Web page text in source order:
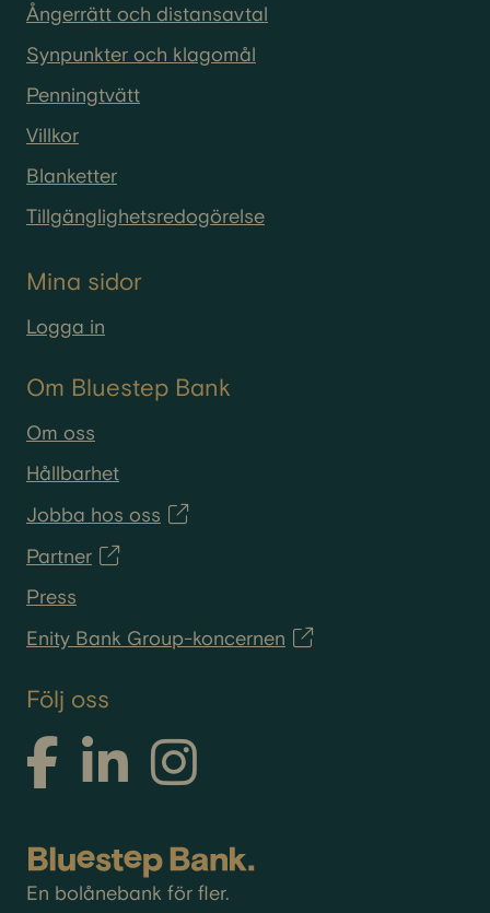
En bolånebank för fler.
Ångerrätt och distansavtal
Synpunkter och klagomål
Penningtvätt
Villkor
Blanketter
Tillgänglighetsredogörelse
Mina sidor
Logga in
Om Bluestep Bank
Om oss
Hållbarhet
Jobba hos oss
Partner
Press
Enity Bank Group-koncernen
Följ oss